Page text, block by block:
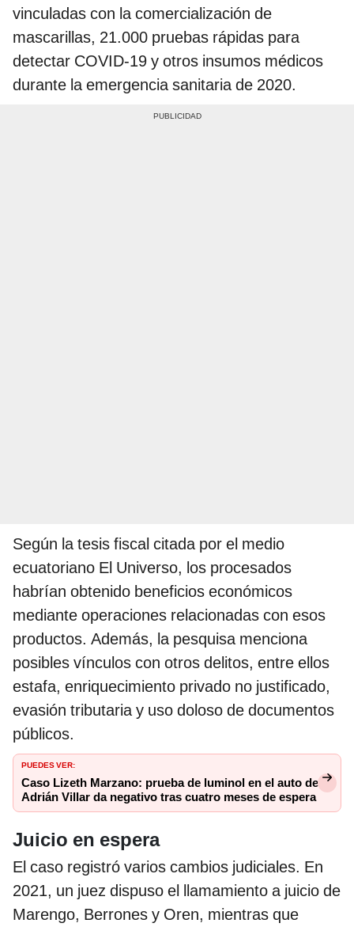
vinculadas con la comercialización de
mascarillas, 21.000 pruebas rápidas para
detectar COVID-19 y otros insumos médicos
durante la emergencia sanitaria de 2020.
Según la tesis fiscal citada por el medio
ecuatoriano El Universo, los procesados
habrían obtenido beneficios económicos
mediante operaciones relacionadas con esos
productos. Además, la pesquisa menciona
posibles vínculos con otros delitos, entre ellos
estafa, enriquecimiento privado no justificado,
evasión tributaria y uso doloso de documentos
públicos.
PUEDES VER:
Caso Lizeth Marzano: prueba de luminol en el auto de
Adrián Villar da negativo tras cuatro meses de espera
Juicio en espera
El caso registró varios cambios judiciales. En
2021, un juez dispuso el llamamiento a juicio de
Marengo, Berrones y Oren, mientras que